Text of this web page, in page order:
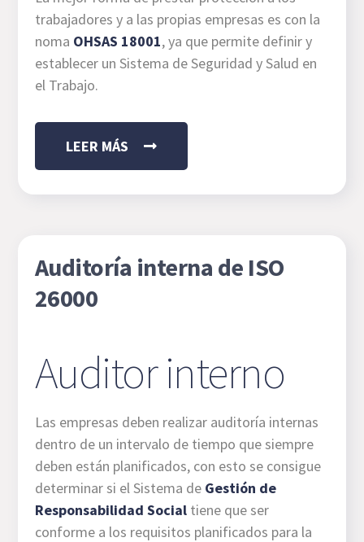
trabajadores y a las propias empresas es con la
noma OHSAS 18001, ya que permite definir y
establecer un Sistema de Seguridad y Salud en
el Trabajo.
LEER MÁS
Auditoría interna de ISO
26000
Auditor interno
Las empresas deben realizar auditoría internas
dentro de un intervalo de tiempo que siempre
deben están planificados, con esto se consigue
determinar si el Sistema de Gestión de
Responsabilidad Socialtiene que ser
conforme a los requisitos planificados para la